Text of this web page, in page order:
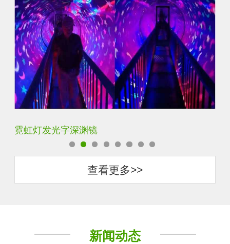
霓虹灯发光字深渊镜
查看更多>>
新闻动态